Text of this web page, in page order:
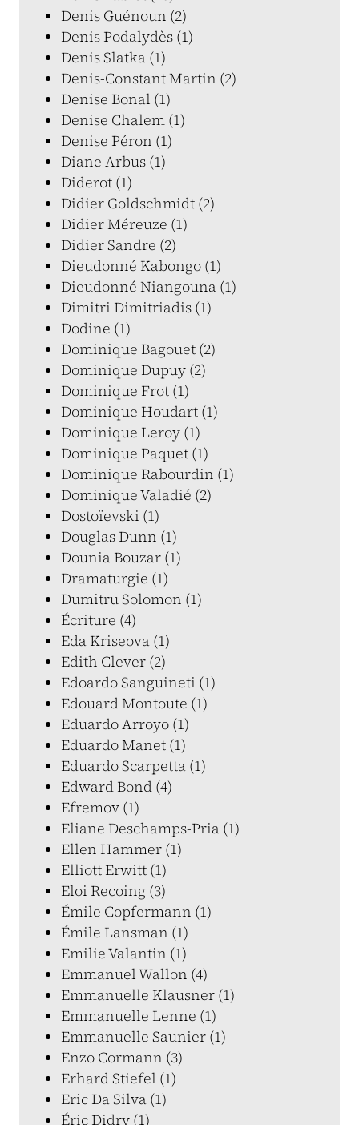
Denis Guénoun (2)
Denis Podalydès (1)
Denis Slatka (1)
Denis-Constant Martin (2)
Denise Bonal (1)
Denise Chalem (1)
Denise Péron (1)
Diane Arbus (1)
Diderot (1)
Didier Goldschmidt (2)
Didier Méreuze (1)
Didier Sandre (2)
Dieudonné Kabongo (1)
Dieudonné Niangouna (1)
Dimitri Dimitriadis (1)
Dodine (1)
Dominique Bagouet (2)
Dominique Dupuy (2)
Dominique Frot (1)
Dominique Houdart (1)
Dominique Leroy (1)
Dominique Paquet (1)
Dominique Rabourdin (1)
Dominique Valadié (2)
Dostoïevski (1)
Douglas Dunn (1)
Dounia Bouzar (1)
Dramaturgie (1)
Dumitru Solomon (1)
Écriture (4)
Eda Kriseova (1)
Edith Clever (2)
Edoardo Sanguineti (1)
Edouard Montoute (1)
Eduardo Arroyo (1)
Eduardo Manet (1)
Eduardo Scarpetta (1)
Edward Bond (4)
Efremov (1)
Eliane Deschamps-Pria (1)
Ellen Hammer (1)
Elliott Erwitt (1)
Eloi Recoing (3)
Émile Copfermann (1)
Émile Lansman (1)
Emilie Valantin (1)
Emmanuel Wallon (4)
Emmanuelle Klausner (1)
Emmanuelle Lenne (1)
Emmanuelle Saunier (1)
Enzo Cormann (3)
Erhard Stiefel (1)
Eric Da Silva (1)
Éric Didry (1)